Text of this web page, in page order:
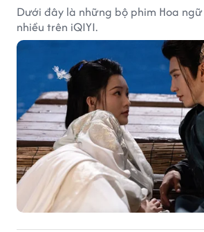
Dưới đây là những bộ phim Hoa
nhiều trên iQIYI.